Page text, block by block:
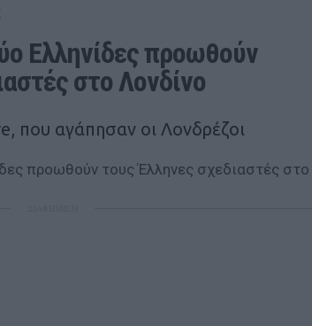
Ελληνίδες προωθούν
στο Λονδίνο
που αγάπησαν οι Λονδρέζοι